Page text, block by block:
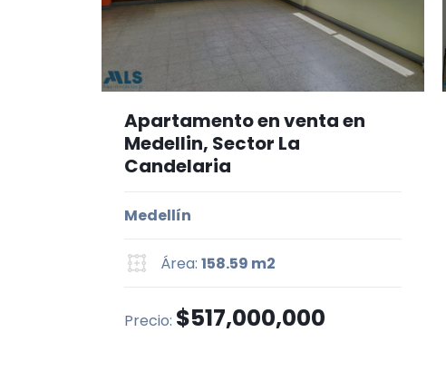
Apartamento en venta en
Medellin, Sector La
Candelaria
Medellín
Área: 158.59 m2
Precio: $517,000,000